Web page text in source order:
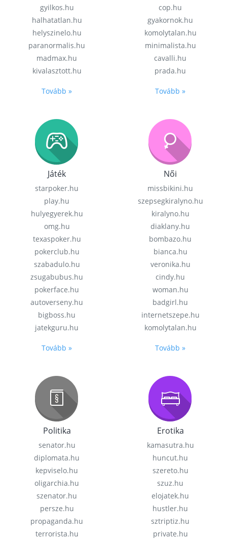
gyilkos.hu
halhatatlan.hu
helyszinelo.hu
paranormalis.hu
madmax.hu
kivalasztott.hu
Tovább »
cop.hu
gyakornok.hu
komolytalan.hu
minimalista.hu
cavalli.hu
prada.hu
Tovább »
Játék
starpoker.hu
play.hu
hulyegyerek.hu
omg.hu
texaspoker.hu
pokerclub.hu
szabadulo.hu
zsugabubus.hu
pokerface.hu
autoverseny.hu
bigboss.hu
jatekguru.hu
Tovább »
Női
missbikini.hu
szepsegkiralyno.hu
kiralyno.hu
diaklany.hu
bombazo.hu
bianca.hu
veronika.hu
cindy.hu
woman.hu
badgirl.hu
internetszepe.hu
komolytalan.hu
Tovább »
Politika
senator.hu
diplomata.hu
kepviselo.hu
oligarchia.hu
szenator.hu
persze.hu
propaganda.hu
terrorista.hu
Erotika
kamasutra.hu
huncut.hu
szereto.hu
szuz.hu
elojatek.hu
hustler.hu
sztriptiz.hu
private.hu